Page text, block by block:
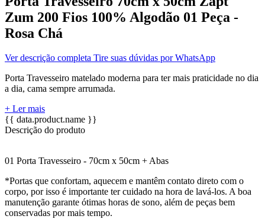
Zum 200 Fios 100% Algodão 01 Peça -
Rosa Chá
Ver descrição completa Tire suas dúvidas por WhatsApp
Porta Travesseiro matelado moderna para ter mais praticidade no dia
a dia, cama sempre arrumada.
+ Ler mais
{{ data.product.name }}
Descrição do produto
01 Porta Travesseiro - 70cm x 50cm + Abas
*Portas que confortam, aquecem e mantêm contato direto com o
corpo, por isso é importante ter cuidado na hora de lavá-los. A boa
manutenção garante ótimas horas de sono, além de peças bem
conservadas por mais tempo.